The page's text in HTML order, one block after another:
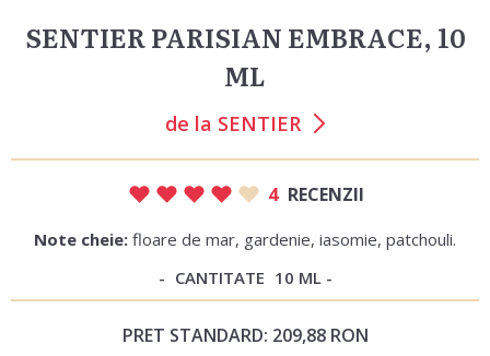
SENTIER PARISIAN EMBRACE, 10
ML
de la SENTIER
4 RECENZII
Note cheie: floare de mar, gardenie, iasomie, patchouli.
CANTITATE 10 ML
PRET STANDARD: 209,88 RON